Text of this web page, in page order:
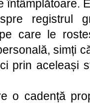
întâmplătoare.
registrul
care le
simți
prin aceleași
o cadență